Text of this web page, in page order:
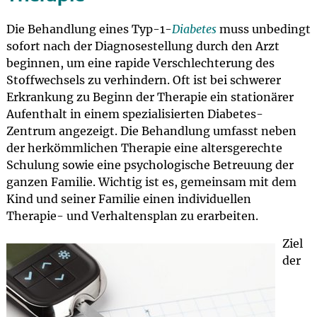
Die Behandlung eines Typ-1-Diabetesmuss unbedingt
sofort nach der Diagnosestellung durch den Arzt
beginnen, um eine rapide Verschlechterung des
Stoffwechsels zu verhindern. Oft ist bei schwerer
Erkrankung zu Beginn der Therapie ein stationärer
Aufenthalt in einem spezialisierten Diabetes-
Zentrum angezeigt. Die Behandlung umfasst neben
der herkömmlichen Therapie eine altersgerechte
Schulung sowie eine psychologische Betreuung der
ganzen Familie. Wichtig ist es, gemeinsam mit dem
Kind und seiner Familie einen individuellen
Therapie- und Verhaltensplan zu erarbeiten.
Ziel
der